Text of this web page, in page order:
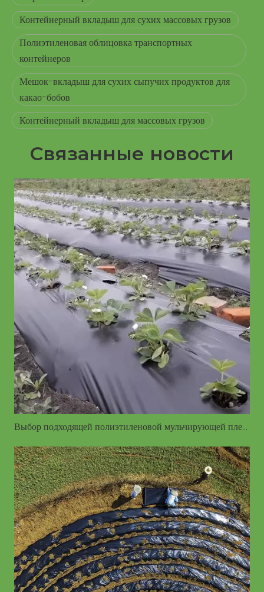
Контейнерный вкладыш для сухих массовых грузов
Полиэтиленовая облицовка транспортных
контейнеров
Мешок-вкладыш для сухих сыпучих продуктов для
какао-бобов
Контейнерный вкладыш для массовых грузов
Связанные новости
Выбор подходящей полиэтиленовой мульчирующей пленки — краткое руководство по цветам, толщине и подбору культур